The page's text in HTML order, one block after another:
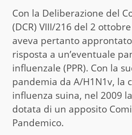
Con la Deliberazione del
(DCR) VIII/216 del 2
aveva pertanto
risposta a un’eventuale
influenzale (PPR). Con la
pandemia da A/H1N1v, la
influenza suina, nel 2009
dotata di un apposito
Pandemico.